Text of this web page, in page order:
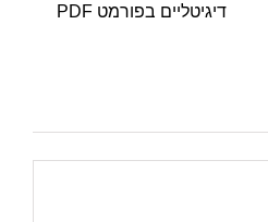
דיגיטליים בפורמט PDF